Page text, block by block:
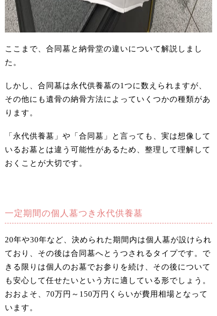
ここまで、合同墓と納骨堂の違いについて解説しまし
た。
しかし、合同墓は永代供養墓の1つに数えられますが、
その他にも遺骨の納骨方法によっていくつかの種類があ
ります。
「永代供養墓」や「合同墓」と言っても、実は想像して
いるお墓とは違う可能性があるため、整理して理解して
おくことが大切です。
一定期間の個人墓つき永代供養墓
20年や30年など、決められた期間内は個人墓が設けられ
ており、その後は合同墓へとうつされるタイプです。で
きる限りは個人のお墓でお参りを続け、その後について
も安心して任せたいという方に適している形でしょう。
おおよそ、70万円～150万円くらいが費用相場となって
います。